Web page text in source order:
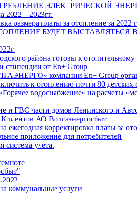
ЭЛЕКТРИЧЕСКОЙ
2022 – 2023гг.
размера платы за отопление за 2022
БУДЕТ
района готовы к отопительному
стипендии от En+ Group
компании En+ Group
к отоплению почти 80
водоснабжение» на расчеты
и ГВС части домов Ленинского и
АО Волгаэнергосбыт
ежегодная корректировка платы за
приложение для потребителей
система учета.
2022
коммунальные услуги